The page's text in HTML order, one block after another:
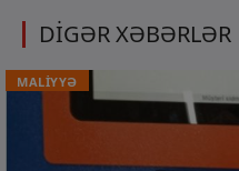
DİGƏR XƏBƏRLƏR
MALİYYƏ